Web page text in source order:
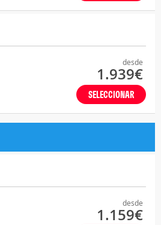
desde
1.939€
SELECCIONAR
desde
1.159€